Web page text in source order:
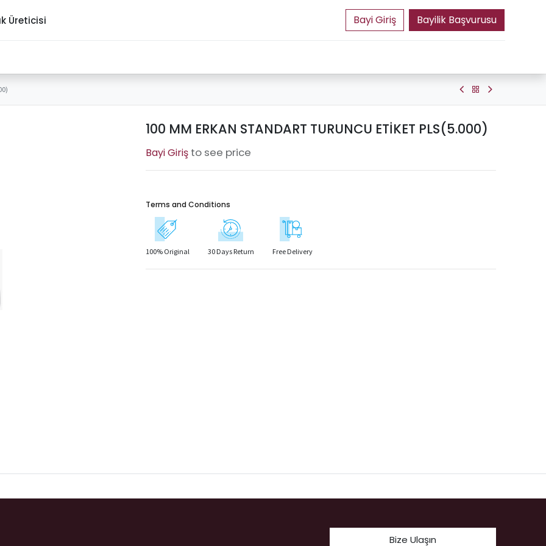
Üreticisi Bayilik Başvurusu
100 MM ERKAN STANDART TURUNCU ETİKET PLS(5.000)
to see price
Terms and Conditions
100% Original 30 Days Return Free Delivery
Bize Ulaşın